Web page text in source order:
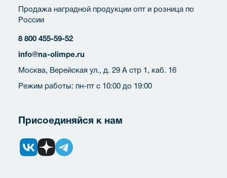
Продажа наградной продукции опт и розница по
России
8 800 455-59-52
info@na-olimpe.ru
Москва, Верейская ул., д. 29 А стр 1, каб. 16
Режим работы: пн-пт с 10:00 до 19:00
Присоединяйся к нам